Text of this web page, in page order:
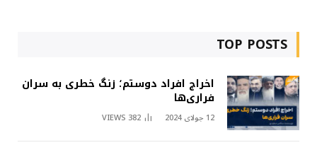
TOP POSTS
اخراج افراد دوستم؛ زنگ خطری به سران
فراری‌ها
12 جولای 2024 382
VIEWS